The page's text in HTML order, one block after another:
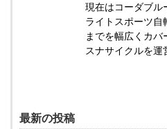
現在はコーダブル
ライトスポーツ自
までを幅広くカ
スナサイクルを運
最新の投稿